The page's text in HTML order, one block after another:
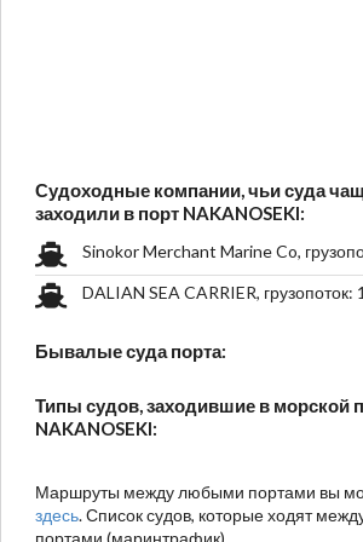
Судоходные компании, чьи суда
заходили в порт NAKANOSEKI:
Sinokor Merchant Marine Co,
DALIAN SEA CARRIER, грузопоток: 1
Бывалые суда порта:
Типы судов, заходившие в морской
NAKANOSEKI:
Маршруты между любыми портами вы
здесь. Список судов, которые ходят
портами (маринтрафик).